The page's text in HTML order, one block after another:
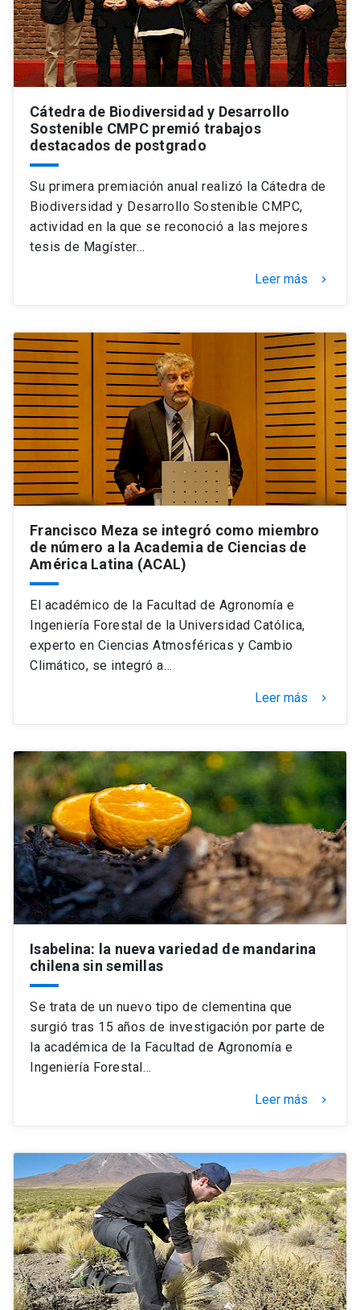
Cátedra de Biodiversidad y Desarrollo
Sostenible CMPC premió trabajos
destacados de postgrado
Su primera premiación anual realizó la Cátedra de
Biodiversidad y Desarrollo Sostenible CMPC,
actividad en la que se reconoció a las mejores
tesis de Magíster…
Leer más keyboard_arrow_right
Francisco Meza se integró como miembro
de número a la Academia de Ciencias de
América Latina (ACAL)
El académico de la Facultad de Agronomía e
Ingeniería Forestal de la Universidad Católica,
experto en Ciencias Atmosféricas y Cambio
Climático, se integró a…
Leer más keyboard_arrow_right
Isabelina: la nueva variedad de mandarina
chilena sin semillas
Se trata de un nuevo tipo de clementina que
surgió tras 15 años de investigación por parte de
la académica de la Facultad de Agronomía e
Ingeniería Forestal…
Leer más keyboard_arrow_right